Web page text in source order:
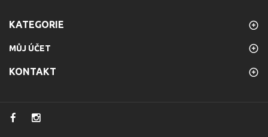
KATEGORIE
MŮJ ÚČET
KONTAKT